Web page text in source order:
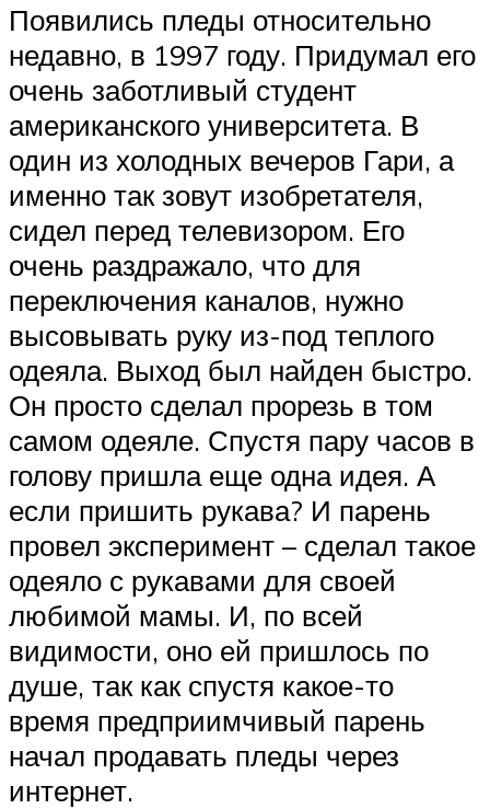
Появились пледы относительно
недавно, в 1997 году. Придумал его
очень заботливый студент
американского университета. В
один из холодных вечеров Гари, а
именно так зовут изобретателя,
сидел перед телевизором. Его
очень раздражало, что для
переключения каналов, нужно
высовывать руку из-под теплого
одеяла. Выход был найден быстро.
Он просто сделал прорезь в том
самом одеяле. Спустя пару часов в
голову пришла еще одна идея. А
если пришить рукава? И парень
провел эксперимент – сделал такое
одеяло с рукавами для своей
любимой мамы. И, по всей
видимости, оно ей пришлось по
душе, так как спустя какое-то
время предприимчивый парень
начал продавать пледы через
интернет.